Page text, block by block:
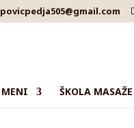
MENI ŠKOLA MASAŽE